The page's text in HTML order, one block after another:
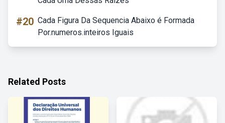
#20 Cada Figura Da Sequencia Abaixo é Formada
Por.numeros.inteiros Iguais
Related Posts